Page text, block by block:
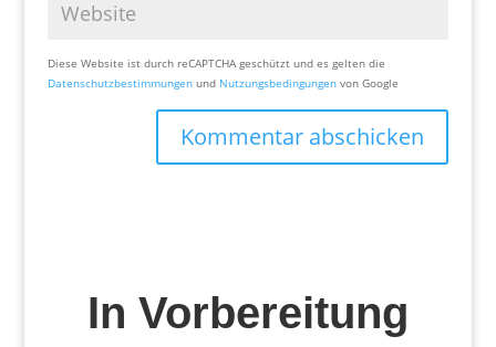
Diese Website ist durch reCAPTCHA geschützt und es gelten die
Datenschutzbestimmungenund Nutzungsbedingungenvon Google
Kommentar abschicken
In Vorbereitung